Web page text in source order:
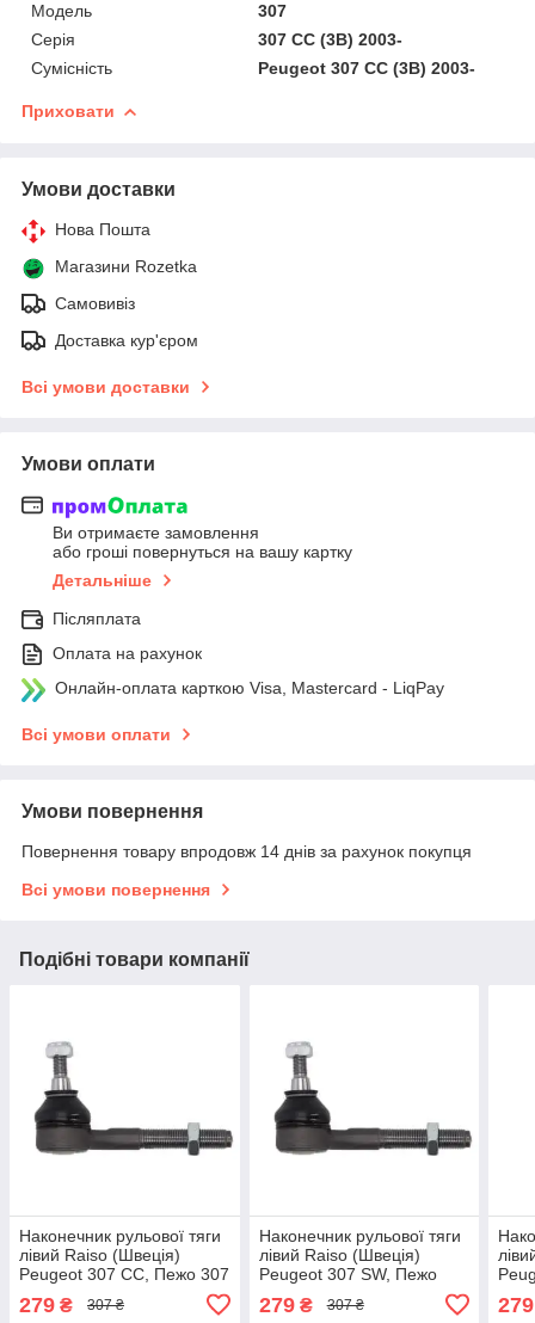
Мoдель
307
Серія
307 CC (3B) 2003-
Сумісність
Peugeot 307 CC (3B) 2003-
Приховати
Умови доставки
Нова Пошта
Магазини Rozetka
Самовивіз
Доставка кур'єром
Всі умови доставки
Умови оплати
Ви отримаєте замовлення
або гроші повернуться на вашу картку
Детальніше
Післяплата
Оплата на рахунок
Онлайн-оплата карткою Visa, Mastercard - LiqPay
Всі умови оплати
Умови повернення
Повернення товару впродовж 14 днів за рахунок покупця
Всі умови повернення
Подібні товари компанії
Наконечник рульової тяги
лівий Raiso (Швеція)
Peugeot 307 CC, Пежо 307
UAXSCPV7
279 ₴ 307 ₴
Наконечник рульової тяги
лівий Raiso (Швеція)
Peugeot 307 SW, Пежо
307 СФ 82- #RL-381742C
UAXSCPV7
279₴ 307 ₴ 279